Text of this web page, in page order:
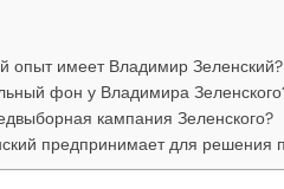
опыт имеет Владимир Зеленский?
фон у Владимира
кампания Зеленского?
предпринимает для решения